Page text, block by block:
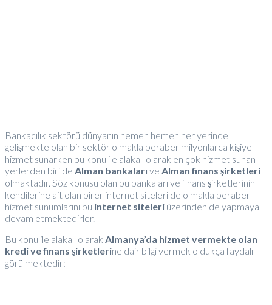
Bankacılık sektörü dünyanın hemen hemen her yerinde
gelişmekte olan bir sektör olmakla beraber milyonlarca kişiye
hizmet sunarken bu konu ile alakalı olarak en çok hizmet sunan
yerlerden biri de Alman bankaları ve Alman finans şirketleri
olmaktadır. Söz konusu olan bu bankaları ve finans şirketlerinin
kendilerine ait olan birer internet siteleri de olmakla beraber
hizmet sunumlarını bu internet siteleri üzerinden de yapmaya
devam etmektedirler.
Bu konu ile alakalı olarak Almanya’da hizmet vermekte olan
kredi ve finans şirketlerine dair bilgi vermek oldukça faydalı
görülmektedir: